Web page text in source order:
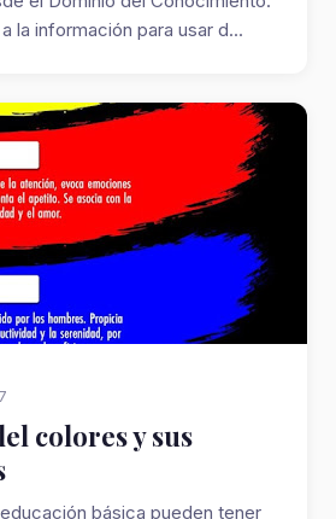
la información para usar d...
colores y sus
básica pueden tener